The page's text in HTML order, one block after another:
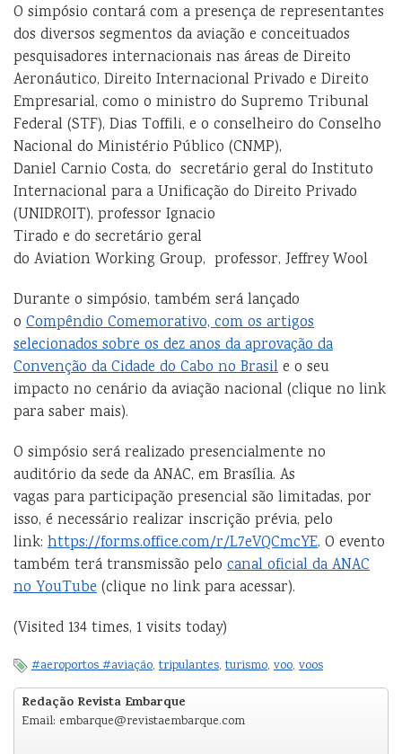
O simpósio contará com a presença de representantes
dos diversos segmentos da aviação e conceituados
pesquisadores internacionais nas áreas de Direito
Aeronáutico, Direito Internacional Privado e Direito
Empresarial, como o ministro do Supremo Tribunal
Federal (STF), Dias Toffili, e o conselheiro do Conselho
Nacional do Ministério Público (CNMP),
Daniel Carnio Costa, do secretário geral do Instituto
Internacional para a Unificação do Direito Privado
(UNIDROIT), professor Ignacio
Tirado e do secretário geral
do Aviation Working Group, professor, Jeffrey Wool
Durante o simpósio, também será lançado
o Compêndio Comemorativo, com os artigos
selecionados sobre os dez anos da aprovação da
Convenção da Cidade do Cabo no Brasil e o seu
impacto no cenário da aviação nacional (clique no link
para saber mais).
O simpósio será realizado presencialmente no
auditório da sede da ANAC, em Brasília. As
vagas para participação presencial são limitadas, por
isso, é necessário realizar inscrição prévia, pelo
link: https://forms.office.com/r/L7eVQCmcYE. O evento
também terá transmissão pelo canal oficial da ANAC
no YouTube (clique no link para acessar).
(Visited 134 times, 1 visits today)
#aeroportos #aviação, tripulantes, turismo, voo, voos
Redação Revista Embarque
Email: embarque@revistaembarque.com